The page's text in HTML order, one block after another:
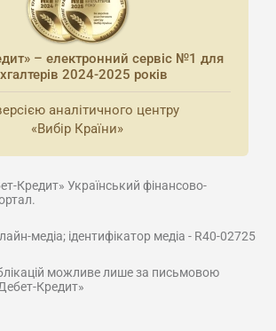
– електронний сервіс №1 для
2024-2025 років
аналітичного центру
«Вибір Країни»
Кредит» Український фінансово-
медіа; ідентифікатор медіа - R40-02725
можливе лише за письмовою
Кредит»